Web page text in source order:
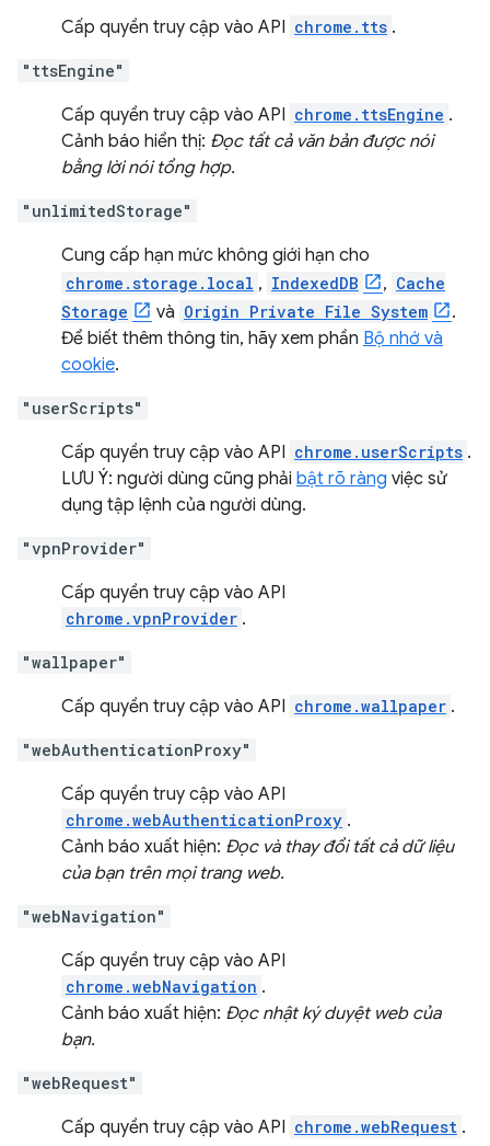
Cấp quyền truy cập vào API chrome.tts .
"ttsEngine"
Cấp quyền truy cập vào API chrome.ttsEngine .
Cảnh báo hiển thị: Đọc tất cả văn bản được nói
bằng lời nói tổng hợp.
"unlimitedStorage"
Cung cấp hạn mức không giới hạn cho
chrome.storage.local , IndexedDB , Cache
Storage
và Origin Private File System
.
Để biết thêm thông tin, hãy xem phần Bộ nhớ và
cookie.
"userScripts"
Cấp quyền truy cập vào API chrome.userScripts .
LƯU Ý: người dùng cũng phải bật rõ ràng việc sử
dụng tập lệnh của người dùng.
"vpnProvider"
Cấp quyền truy cập vào API
chrome.vpnProvider .
"wallpaper"
Cấp quyền truy cập vào API chrome.wallpaper .
"webAuthenticationProxy"
Cấp quyền truy cập vào API
chrome.webAuthenticationProxy .
Cảnh báo xuất hiện: Đọc và thay đổi tất cả dữ liệu
của bạn trên mọi trang web.
"webNavigation"
Cấp quyền truy cập vào API
chrome.webNavigation .
Cảnh báo xuất hiện: Đọc nhật ký duyệt web của
bạn.
"webRequest"
Cấp quyền truy cập vào API chrome.webRequest .